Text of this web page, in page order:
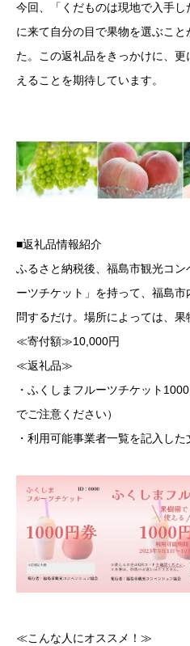
今回、「くだものは現地で入手
に来て自分の目で果物を選ぶこ
た。この返礼品をきっかけに、
えることを期待しています。
■返礼品情報紹介
ふるさと納税後、福島市観光コ
ーツチケット」を持って、福島
問するだけ。場所によっては、果
≪寄付額≫10,000円
≪返礼品≫
・ふくしまフルーツチケット
でご注意ください）
・利用可能事業者一覧を記入した
≪こんな人にオススメ！≫